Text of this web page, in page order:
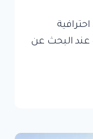
عند البحث عن